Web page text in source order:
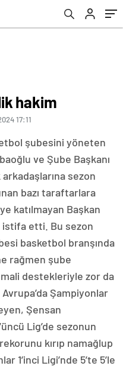
hakim
17:11
şubesini yöneten
ve Şube Başkanı
sezon
bazı taraftarlara
katılmayan Başkan
istifa etti. Bu sezon
basketbol branşında
rağmen şube
destekleriyle zor da
Şampiyonlar
Şensan
Lig’de sezonun
kırıp namağlup
1’inci Ligi’nde 5’te 5’le